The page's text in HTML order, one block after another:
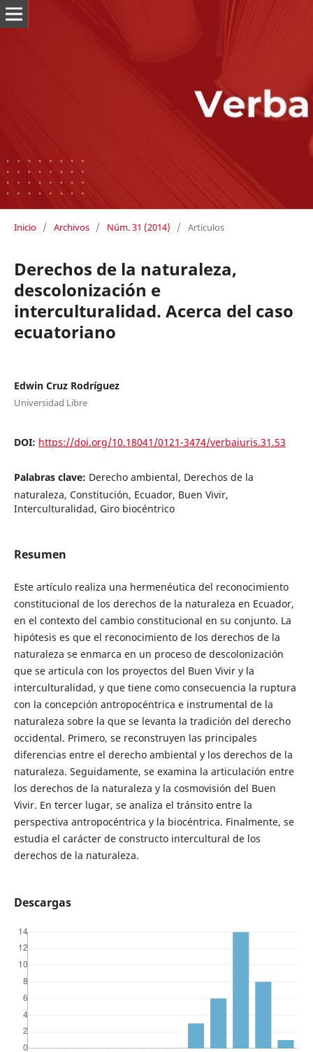
Inicio / Archivos / Núm. 31 (2014) / Artículos
Derechos de la naturaleza,
descolonización e
interculturalidad. Acerca del caso
ecuatoriano
Edwin Cruz Rodríguez
Universidad Libre
DOI: https://doi.org/10.18041/0121-3474/verbaiuris.31.53
Palabras clave: Derecho ambiental, Derechos de la
naturaleza, Constitución, Ecuador, Buen Vivir,
Interculturalidad, Giro biocéntrico
Resumen
Este artículo realiza una hermenéutica del reconocimiento
constitucional de los derechos de la naturaleza en Ecuador,
en el contexto del cambio constitucional en su conjunto. La
hipótesis es que el reconocimiento de los derechos de la
naturaleza se enmarca en un proceso de descolonización
que se articula con los proyectos del Buen Vivir y la
interculturalidad, y que tiene como consecuencia la ruptura
con la concepción antropocéntrica e instrumental de la
naturaleza sobre la que se levanta la tradición del derecho
occidental. Primero, se reconstruyen las principales
diferencias entre el derecho ambiental y los derechos de la
naturaleza. Seguidamente, se examina la articulación entre
los derechos de la naturaleza y la cosmovisión del Buen
Vivir. En tercer lugar, se analiza el tránsito entre la
perspectiva antropocéntrica y la biocéntrica. Finalmente, se
estudia el carácter de constructo intercultural de los
derechos de la naturaleza.
Descargas